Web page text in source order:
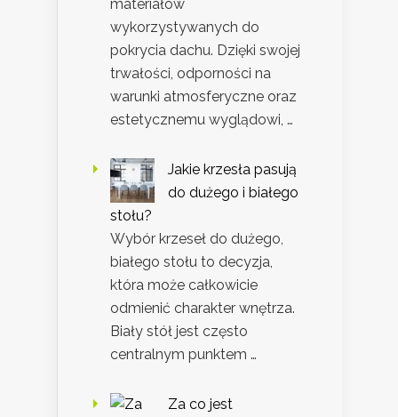
materiałów
wykorzystywanych do
pokrycia dachu. Dzięki swojej
trwałości, odporności na
warunki atmosferyczne oraz
estetycznemu wyglądowi, …
Jakie krzesła pasują
do dużego i białego
stołu?
Wybór krzeseł do dużego,
białego stołu to decyzja,
która może całkowicie
odmienić charakter wnętrza.
Biały stół jest często
centralnym punktem …
Za co jest